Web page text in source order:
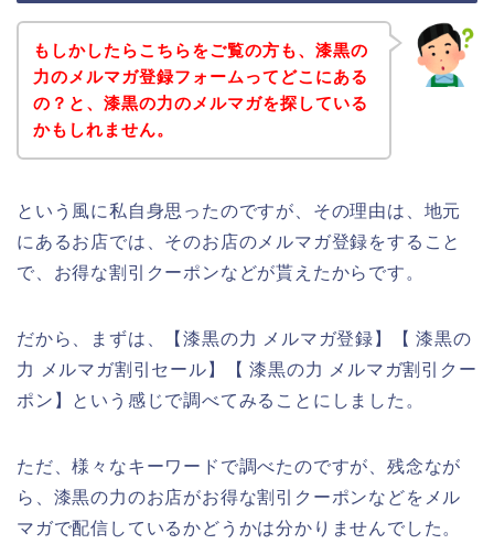
もしかしたらこちらをご覧の方も、漆黒の
力のメルマガ登録フォームってどこにある
の？と、漆黒の力のメルマガを探している
かもしれません。
という風に私自身思ったのですが、その理由は、地元
にあるお店では、そのお店のメルマガ登録をすること
で、お得な割引クーポンなどが貰えたからです。
だから、まずは、【漆黒の力 メルマガ登録】【 漆黒の
力 メルマガ割引セール】【 漆黒の力 メルマガ割引クー
ポン】という感じで調べてみることにしました。
ただ、様々なキーワードで調べたのですが、残念なが
ら、漆黒の力のお店がお得な割引クーポンなどをメル
マガで配信しているかどうかは分かりませんでした。